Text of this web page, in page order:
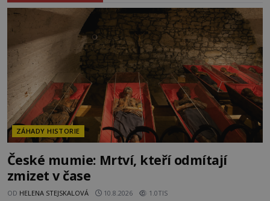
ZÁHADY HISTORIE
České mumie: Mrtví, kteří odmítají
zmizet v čase
OD HELENA STEJSKALOVÁ 10.8.2026 1.0TIS